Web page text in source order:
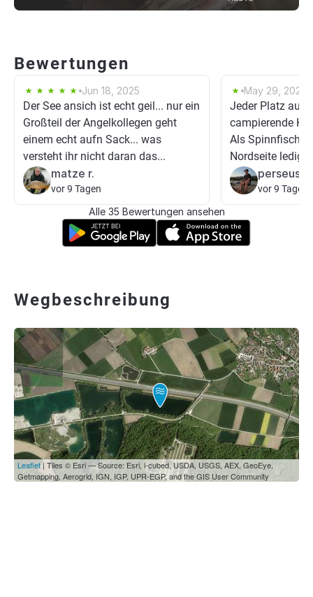
Bewertungen
Jun 18, 2025
Der See ansich ist echt geil... nur ein
Großteil der Angelkollegen geht
einem echt aufn Sack... was
versteht ihr nicht daran das...
matze r.
vor 9 Tagen
May 29, 2025
Jeder Platz auf
campierende
Als Spinnfischer
Nordseite
vor 9 Tagen
Alle 35 Bewertungen ansehen
Wegbeschreibung
Leaflet| Tiles © Esri — Source: Esri, i-cubed, USDA, USGS, AEX, GeoEye,
Getmapping, Aerogrid, IGN, IGP, UPR-EGP, and the GIS User Community